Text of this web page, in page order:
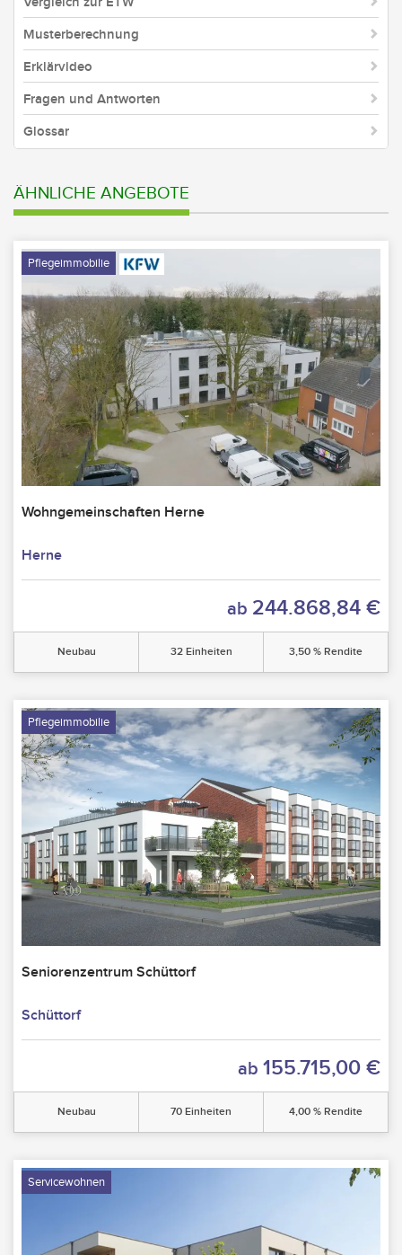
Musterberechnung
Erklärvideo
Fragen und Antworten
Glossar
ÄHNLICHE ANGEBOTE
Pflegeimmobilie
Wohngemeinschaften Herne
Herne
ab 244.868,84 €
Neubau 32 Einheiten 3,50 % Rendite
Pflegeimmobilie
Seniorenzentrum Schüttorf
Schüttorf
ab 155.715,00 €
Neubau 70 Einheiten 4,00 % Rendite
Servicewohnen